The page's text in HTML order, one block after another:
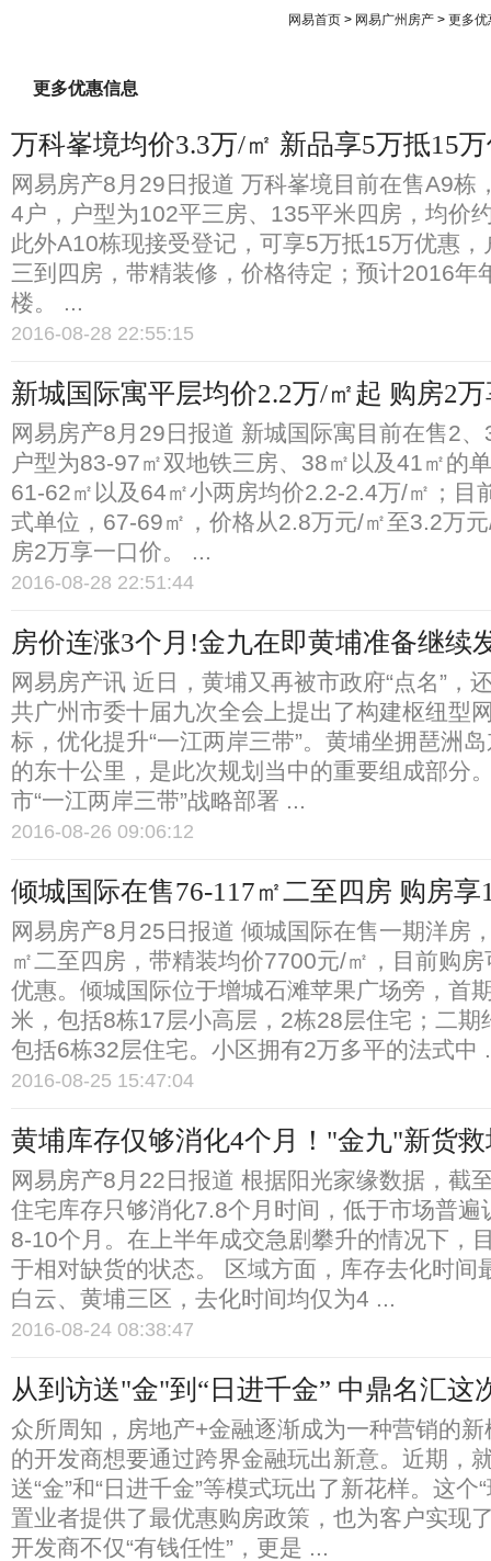
网易首页 > 网易广州房产 > 更多优
更多优惠信息
万科峯境均价3.3万/㎡ 新品享5万抵15
网易房产8月29日报道 万科峯境目前在售A9栋
4户，户型为102平三房、135平米四房，均价
此外A10栋现接受登记，可享5万抵15万优惠
三到四房，带精装修，价格待定；预计2016年
楼。 ...
2016-08-28 22:55:15
新城国际寓平层均价2.2万/㎡起 购房2
网易房产8月29日报道 新城国际寓目前在售2
户型为83-97㎡双地铁三房、38㎡以及41㎡的
61-62㎡以及64㎡小两房均价2.2-2.4万/㎡；目
式单位，67-69㎡，价格从2.8万元/㎡至3.2万
房2万享一口价。 ...
2016-08-28 22:51:44
房价连涨3个月!金九在即黄埔准备继续
网易房产讯 近日，黄埔又再被市政府“点名”，
共广州市委十届九次全会上提出了构建枢纽型
标，优化提升“一江两岸三带”。黄埔坐拥琶洲
的东十公里，是此次规划当中的重要组成部分
市“一江两岸三带”战略部署 ...
2016-08-26 09:06:12
倾城国际在售76-117㎡二至四房 购房享
网易房产8月25日报道 倾城国际在售一期洋房
㎡二至四房，带精装均价7700元/㎡，目前购
优惠。倾城国际位于增城石滩苹果广场旁，首
米，包括8栋17层小高层，2栋28层住宅；二期
包括6栋32层住宅。小区拥有2万多平的法式中
2016-08-25 15:47:04
黄埔库存仅够消化4个月！"金九"新货救
网易房产8月22日报道 根据阳光家缘数据，截
住宅库存只够消化7.8个月时间，低于市场普遍
8-10个月。在上半年成交急剧攀升的情况下，
于相对缺货的状态。 区域方面，库存去化时间
白云、黄埔三区，去化时间均仅为4 ...
2016-08-24 08:38:47
从到访送"金"到“日进千金” 中鼎名汇这
众所周知，房地产+金融逐渐成为一种营销的
的开发商想要通过跨界金融玩出新意。近期，
送“金”和“日进千金”等模式玩出了新花样。这个
置业者提供了最优惠购房政策，也为客户实现
开发商不仅“有钱任性”，更是 ...